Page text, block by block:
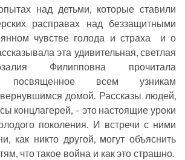
над детьми, которые ставили
расправах над беззащитными
чувстве голода и страха и о
эта удивительная, светлая
Филипповна прочитала
посвященное всем узникам
домой. Рассказы людей,
концлагерей, – это настоящие уроки
поколения. И встречи с ними
как никто другой, могут объяснить
что такое война и как это страшно.